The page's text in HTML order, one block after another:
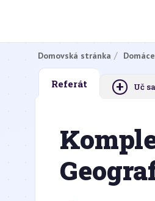
Domovská stránka
Referát + Uč